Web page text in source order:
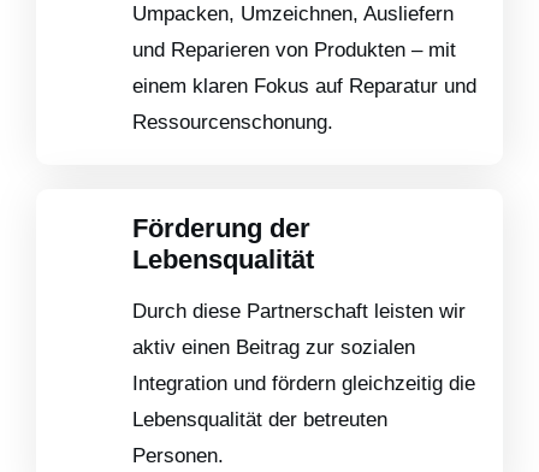
Umpacken, Umzeichnen, Ausliefern
und Reparieren von Produkten – mit
einem klaren Fokus auf Reparatur und
Ressourcenschonung.
Förderung der
Lebensqualität
Durch diese Partnerschaft leisten wir
aktiv einen Beitrag zur sozialen
Integration und fördern gleichzeitig die
Lebensqualität der betreuten
Personen.